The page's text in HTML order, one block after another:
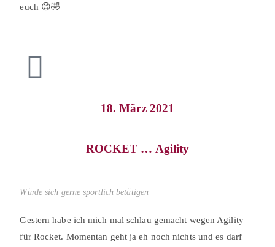
euch 😊🤣
18. März 2021
ROCKET … Agility
Würde sich gerne sportlich betätigen
Gestern habe ich mich mal schlau gemacht wegen Agility
für Rocket. Momentan geht ja eh noch nichts und es darf